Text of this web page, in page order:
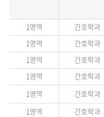
1영역 간호학과
1영역
간호학과
1영역
간호학과
1영역
간호학과
1영역
간호학과
1영역
간호학과